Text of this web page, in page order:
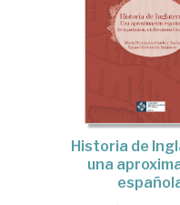
Historia de
una